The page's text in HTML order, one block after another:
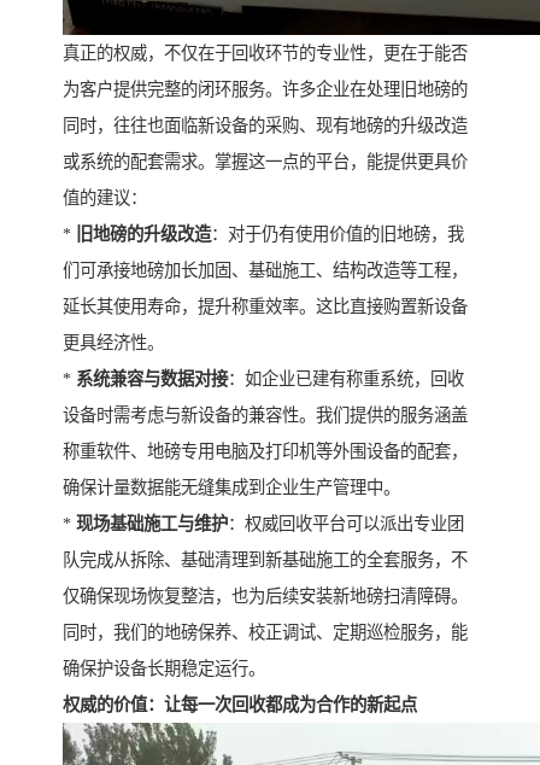
真正的权威，不仅在于回收环节的专业性，更在于能否
为客户提供完整的闭环服务。许多企业在处理旧地磅的
同时，往往也面临新设备的采购、现有地磅的升级改造
或系统的配套需求。掌握这一点的平台，能提供更具价
值的建议：
*
旧地磅的升级改造：对于仍有使用价值的旧地磅，我
们可承接地磅加长加固、基础施工、结构改造等工程，
延长其使用寿命，提升称重效率。这比直接购置新设备
更具经济性。
* 系统兼容与数据对接：如企业已建有称重系统，回收
设备时需考虑与新设备的兼容性。我们提供的服务涵盖
称重软件、地磅专用电脑及打印机等外围设备的配套，
确保计量数据能无缝集成到企业生产管理中。
* 现场基础施工与维护：权威回收平台可以派出专业团
队完成从拆除、基础清理到新基础施工的全套服务，不
仅确保现场恢复整洁，也为后续安装新地磅扫清障碍。
同时，我们的地磅保养、校正调试、定期巡检服务，能
确保护设备长期稳定运行。
权威的价值：让每一次回收都成为合作的新起点